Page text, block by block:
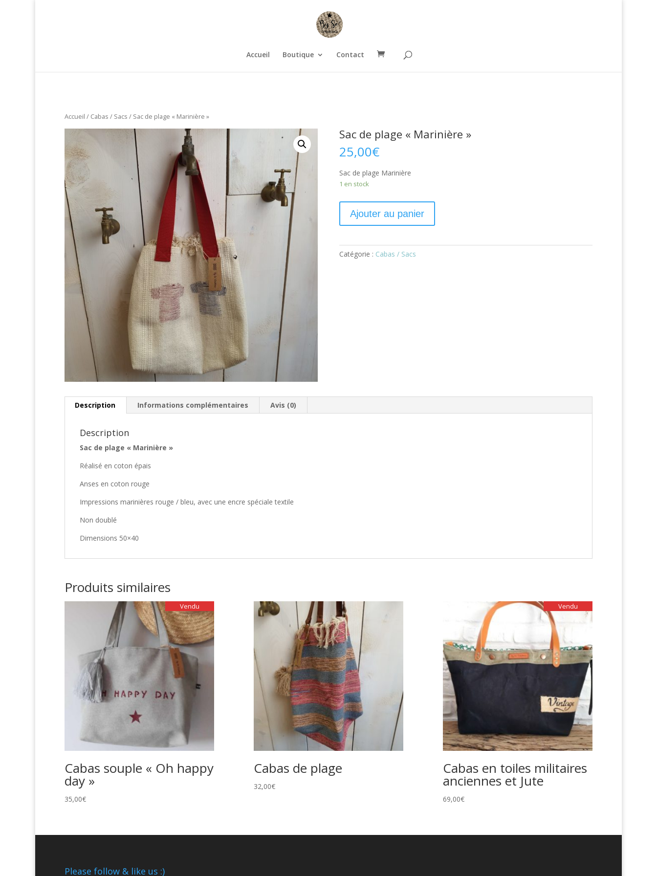
Accueil Boutique Contact
Accueil / Cabas / Sacs / Sac de plage « Marinière »
Sac de plage « Marinière »
25,00€
Sac de plage Marinière
1 en stock
Ajouter au panier
Catégorie : Cabas / Sacs
Description Informations complémentaires Avis (0)
Description
Sac de plage « Marinière »
Réalisé en coton épais
Anses en coton rouge
Impressions marinières rouge / bleu, avec une encre spéciale textile
Non doublé
Dimensions 50×40
Produits similaires
Vendu
Cabas souple « Oh happy
day »
35,00€
Cabas de plage
32,00€
Vendu
Cabas en toiles militaires
anciennes et Jute
69,00€
Please follow & like us :)